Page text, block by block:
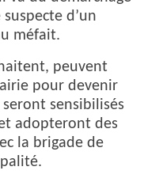
d’un
méfait.
peuvent
pour devenir
sensibilisés
adopteront des
la brigade de